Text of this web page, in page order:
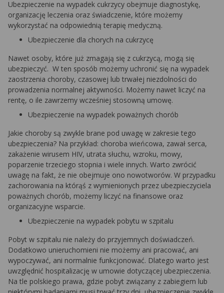
Ubezpieczenie na wypadek cukrzycy obejmuje diagnostykę,
organizację leczenia oraz świadczenie, które możemy
wykorzystać na odpowiednią terapię medyczną.
Ubezpieczenie dla chorych na cukrzycę
Nawet osoby, które już zmagają się z cukrzycą, mogą się
ubezpieczyć. W ten sposób możemy uchronić się na wypadek
zaostrzenia choroby, czasowej lub trwałej niezdolności do
prowadzenia normalnej aktywności. Możemy nawet liczyć na
rentę, o ile zawrzemy wcześniej stosowną umowę.
Ubezpieczenie na wypadek poważnych chorób
Jakie choroby są zwykle brane pod uwagę w zakresie tego
ubezpieczenia? Na przykład: choroba wieńcowa, zawał serca,
zakażenie wirusem HIV, utrata słuchu, wzroku, mowy,
poparzenie trzeciego stopnia i wiele innych. Warto zwrócić
uwagę na fakt, że nie obejmuje ono nowotworów. W przypadku
zachorowania na którąś z wymienionych przez ubezpieczyciela
poważnych chorób, możemy liczyć na finansowe oraz
organizacyjne wsparcie.
Ubezpieczenie na wypadek pobytu w szpitalu
Pobyt w szpitalu nie należy do przyjemnych doświadczeń.
Dodatkowo unieruchomieni nie możemy ani pracować, ani
wypoczywać, ani normalnie funkcjonować. Dlatego warto jest
uwzględnić hospitalizację w umowie dotyczącej ubezpieczenia.
Na tle polskiego prawa, gdzie pobyt związany z zabiegiem lub